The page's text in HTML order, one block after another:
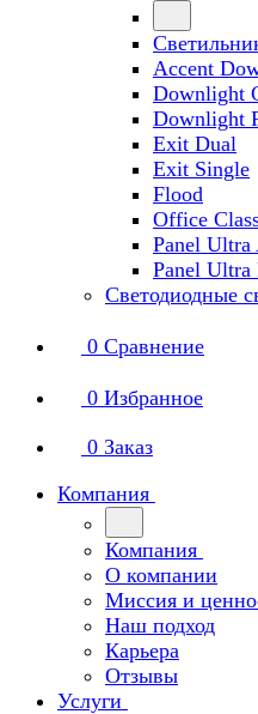
Accent
Downlight
Downlight
Exit Dual
Exit Single
Flood
Office
Panel Ultra
Panel Ultra
Светодиодные
0 Сравнение
0 Избранное
0 Заказ
Компания
Компания
О компании
Миссия и
Наш подход
Карьера
Отзывы
Услуги